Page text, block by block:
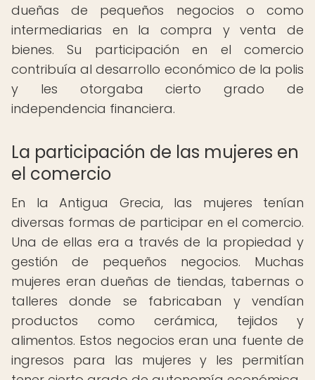
dueñas de pequeños negocios o como
intermediarias en la compra y venta de
bienes. Su participación en el comercio
contribuía al desarrollo económico de la polis
y les otorgaba cierto grado de
independencia financiera.
La participación de las mujeres en
el comercio
En la Antigua Grecia, las mujeres tenían
diversas formas de participar en el comercio.
Una de ellas era a través de la propiedad y
gestión de pequeños negocios. Muchas
mujeres eran dueñas de tiendas, tabernas o
talleres donde se fabricaban y vendían
productos como cerámica, tejidos y
alimentos. Estos negocios eran una fuente de
ingresos para las mujeres y les permitían